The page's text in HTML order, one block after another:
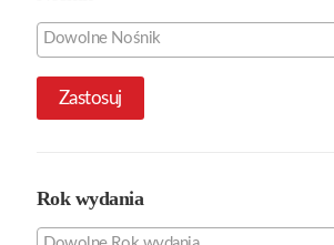
Zastosuj
Rok wydania